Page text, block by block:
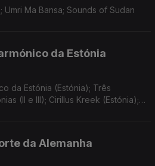
Ma Bansa; Sounds of Sudan
da Estónia
da Estónia (Estónia); Três
(II e III); Cirillus Kreek (Estónia);
da Alemanha